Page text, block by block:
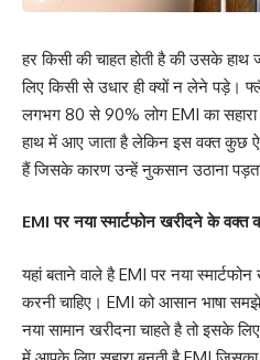
हर किसी की चाहत होती है की उसके हाथ
लिए किसी से उधार ही क्यों न लेने पड़े।
लगभग 80 से 90% लोग EMI का
हाथ में आए जाता है लेकिन इस वक्त कुछ
हैं जिसके कारण उन्हें नुकसान उठाना
EMI पर नया स्मार्टफोन खरीदने के वक्त
यहां बताने वाले है EMI पर नया
करनी चाहिए। EMI को आसान भाषा
नया सामान खरीदना चाहते है तो इसके